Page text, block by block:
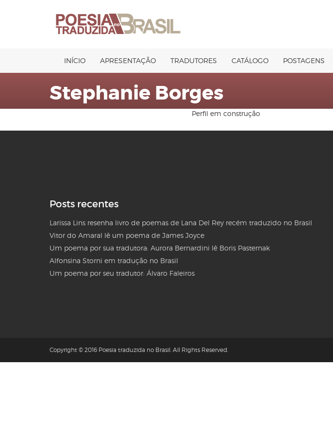
INÍCIO APRESENTAÇÃO TRADUTORES CATÁLOGO POSTAGENS
Stephanie Borges
Perfil em construção
Posts recentes
Larissa Lins resenha livro de poemas de Lana Del Rey recém traduzido no Brasil
Vitor do Amaral lê um poema de James Joyce
Um poema por sua tradutora: Aurora Bernardini lê Boris Pasternak
Alfonsina Storni em tradução no Brasil
Um poema por seu tradutor: Álvaro Faleiros
Copyright © 2016 Poesia traduzida no Brasil. All Rights Reserved.